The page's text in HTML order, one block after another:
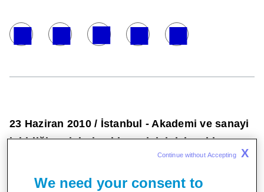
23 Haziran 2010 / İstanbul - Akademi ve sanayi
işbirliği projelerine bir yenisini daha ekleyen
Pfizer, Mayıs ayında Washington Üniversitesi
Tıp Fakültesi ile 5 yıllık bir anlaşma imzaladı.
We need your consent to
Continue without Accepting X